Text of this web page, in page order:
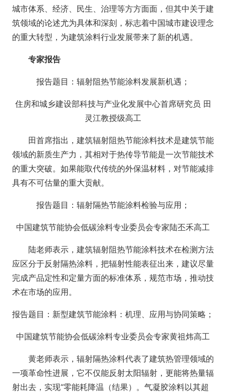
城市体系、经济、民生、治理等方方面面，但其中关于建
筑领域的论述尤为具体和深刻，标志着中国城市建设理念
的重大转型，为建筑涂料行业发展带来了新的机遇。
专家报告
报告题目：辐射阻热节能涂料发展新机遇；
住房和城乡建设部科技与产业化发展中心首席研究员 田
灵江教授级高工
田首席指出，建筑辐射阻热节能涂料技术是建筑节能
领域的新质生产力，其相对于热传导节能是一次节能技术
的重大突破。如果能取代传统的外保温材料，对节能减排
具有不可估量的重大贡献。
报告题目：辐射隔热节能涂料检验与应用；
中国建筑节能协会低碳涂料专业委员会专家陆丕禾高工
陆老师表示，建筑辐射阻热节能涂料技术在检测方法
应区分于反射隔热涂料，把辐射性能表征出来，建议尽量
完成产品定性和定量方面的标准体系，规范市场，推动技
术在市场的应用。
报告题目：新型建筑节能涂料：机理、应用与协同策略；
中国建筑节能协会低碳涂料专业委员会专家黄祖炜高工
黄老师表示，辐射隔热涂料代表了建筑热管理领域的
一项革命性进展，它不仅能反射太阳辐射，更能将热量辐
射出去，实现“零能耗降温（结果）。气凝胶涂料以其超